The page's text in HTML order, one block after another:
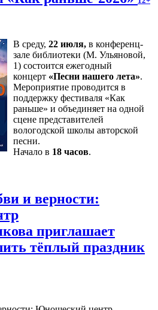
В среду, 22 июля, в конференц-
зале библиотеки (М. Ульяновой,
1) состоится ежегодный
концерт «Песни нашего лета».
Мероприятие проводится в
поддержку фестиваля «Как
раньше» и объединяет на одной
сцене представителей
вологодской школы авторской
песни.
Начало в 18 часов.
и верности:
приглашает
тёплый праздник